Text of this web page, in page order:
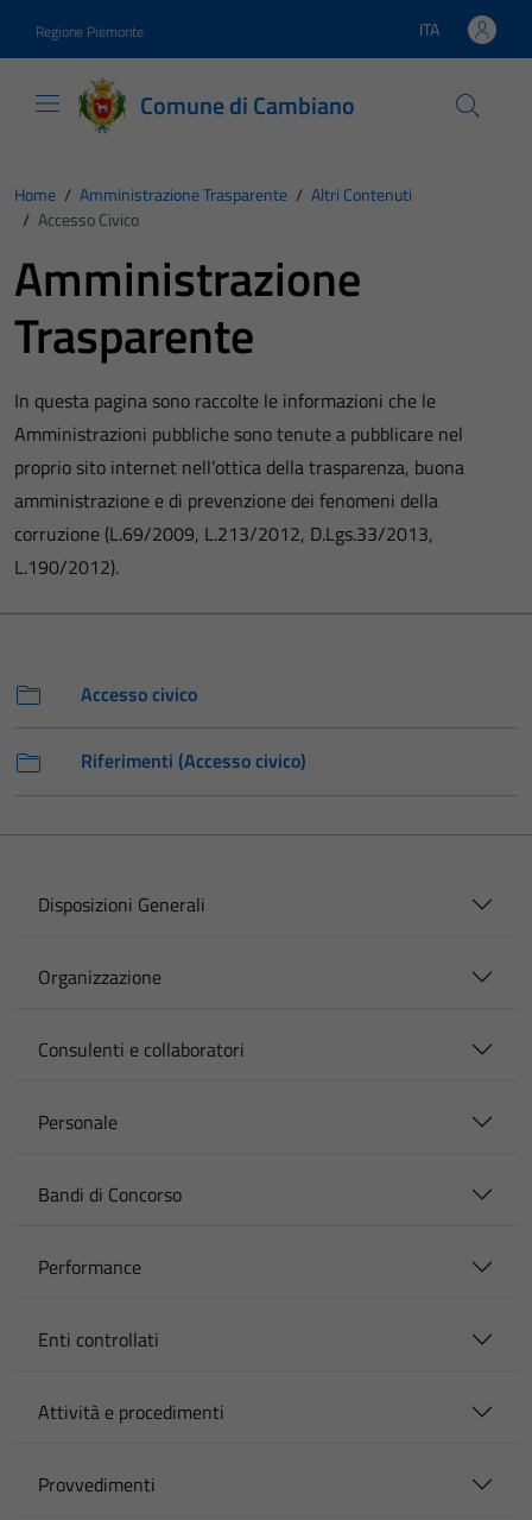
Regione Piemonte Lingua attiva:
ITA
Comune di Cambiano
Home / Amministrazione Trasparente / Altri Contenuti
/ Accesso Civico
Amministrazione
Trasparente
In questa pagina sono raccolte le informazioni che le
Amministrazioni pubbliche sono tenute a pubblicare nel
proprio sito internet nell’ottica della trasparenza, buona
amministrazione e di prevenzione dei fenomeni della
corruzione (L.69/2009, L.213/2012, D.Lgs.33/2013,
L.190/2012).
Accesso civico
Riferimenti (Accesso civico)
Disposizioni Generali
Organizzazione
Consulenti e collaboratori
Personale
Bandi di Concorso
Performance
Enti controllati
Attività e procedimenti
Provvedimenti